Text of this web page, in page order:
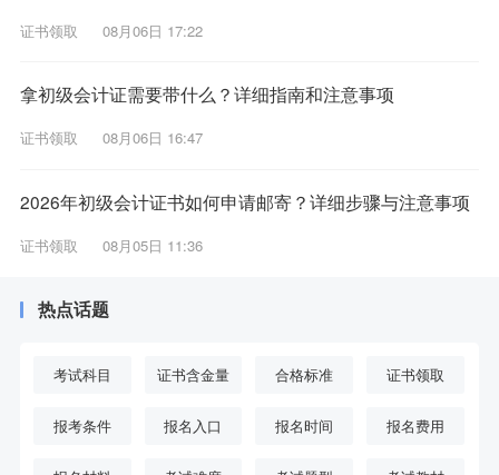
证书领取 08月06日 17:22
拿初级会计证需要带什么？详细指南和注意事项
证书领取 08月06日 16:47
2026年初级会计证书如何申请邮寄？详细步骤与注意事项
证书领取 08月05日 11:36
热点话题
考试科目 证书含金量 合格标准 证书领取
报考条件 报名入口 报名时间 报名费用